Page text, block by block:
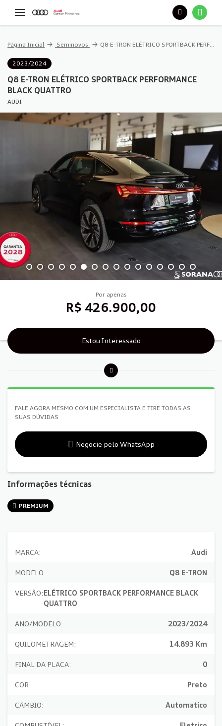
Página Inicial Seminovos Q8 E-TRON ELÉTRICO SPORTBACK PERFORMANCE BLACK QUATTRO
2023/2024
Q8 E-TRON ELÉTRICO SPORTBACK PERFORMANCE
BLACK QUATTRO
AUDI
Por apenas
R$ 426.900,00
Estou Interessado
FALE AGORA MESMO COM UM ESPECIALISTA E TIRE TODAS AS
SUAS DÚVIDAS
Negocie pelo WhatsApp
Informações técnicas
PREMIUM
MARCA: Audi
MODELO: Q8 E-TRON
VERSÃO:ELÉTRICO SPORTBACK PERFORMANCE BLACK
QUATTRO
ANO/MODELO: 2023/2024
QUILOMETRAGEM: 14.893 Km
FINAL DA PLACA: 0
COR: Preto
CÂMBIO: Automatico